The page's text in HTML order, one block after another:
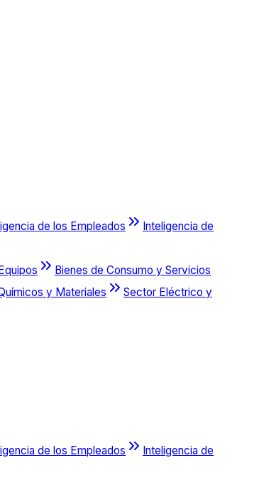
de los Empleados
Inteligencia de
Bienes de Consumo y Servicios
y Materiales
Sector Eléctrico y
de los Empleados
Inteligencia de